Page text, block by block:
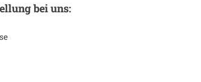
bei uns: